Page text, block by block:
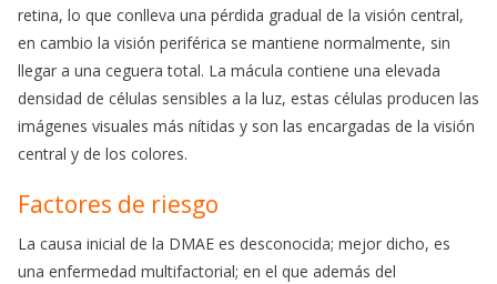
retina, lo que conlleva una pérdida gradual de la visión central,
en cambio la visión periférica se mantiene normalmente, sin
llegar a una ceguera total. La mácula contiene una elevada
densidad de células sensibles a la luz, estas células producen las
imágenes visuales más nítidas y son las encargadas de la visión
central y de los colores.
Factores de riesgo
La causa inicial de la DMAE es desconocida; mejor dicho, es
una enfermedad multifactorial; en el que además del